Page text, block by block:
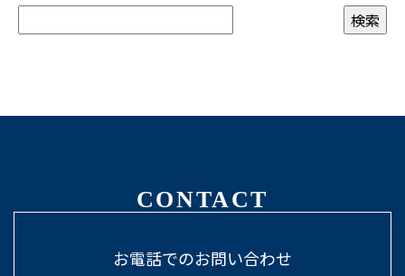
CONTACT
お電話でのお問い合わせ